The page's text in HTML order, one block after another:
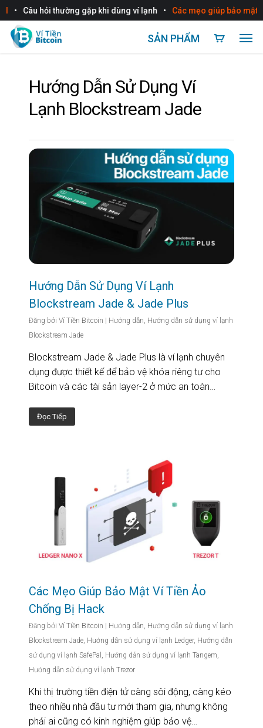
• Câu hỏi thường gặp khi dùng ví lạnh • Các mẹo giúp bảo mật ví
SẢN PHẨM
Hướng Dẫn Sử Dụng Ví
Lạnh Blockstream Jade
Hướng Dẫn Sử Dụng Ví Lạnh
Blockstream Jade & Jade Plus
Đăng bởi Ví Tiền Bitcoin | Hướng dẫn, Hướng dẫn sử dụng ví lạnh
Blockstream Jade
Blockstream Jade & Jade Plus là ví lạnh chuyên
dụng được thiết kế để bảo vệ khóa riêng tư cho
Bitcoin và các tài sản layer-2 ở mức an toàn…
Đọc Tiếp
Các Mẹo Giúp Bảo Mật Ví Tiền Ảo
Chống Bị Hack
Đăng bởi Ví Tiền Bitcoin Hướng dẫn, Hướng dẫn sử dụng ví lạnh
Blockstream Jade, Hướng dẫn sử dụng ví lạnh Ledger, Hướng dẫn
sử dụng ví lạnh SafePal , Hướng dẫn sử dụng ví lạnh Tangem,
Hướng dẫn sử dụng ví lạnh Trezor
Khi thị trường tiền điện tử càng sôi động, càng kéo
theo nhiều nhà đầu tư mới tham gia, nhưng không
phải ai cũng có kinh nghiệm giúp bảo vệ…